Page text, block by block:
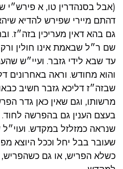
(אבל בסנהדרין טו, א פירש״י
דהתם מיירי שפירש להדיא
גם בהא דאין מעריכין בזה״ז.
שם ר״ל שבאמת אינו חולין
עד שבא לידי גזבר. ועיי״ש
והוא מחודש. וראה באחרונים
שבזה״ז דליכא גזבר חשיב
מרשותו, וגם שאין כאן גדר
בעצם הענין גם בהפרשה לחוד.
שנראה כמזלזל במקדש.
שעובר בבל יחל וככל היוצא
כשלא הפריש, או גם כשהפריש,